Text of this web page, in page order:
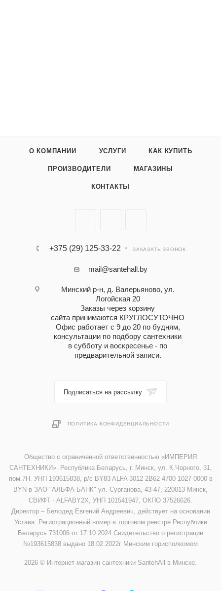
О КОМПАНИИ УСЛУГИ КАК КУПИТЬ
ПРОИЗВОДИТЕЛИ МАГАЗИНЫ
КОНТАКТЫ
+375 (29) 125-33-22 ЗАКАЗАТЬ ЗВОНОК
mail@santehall.by
Минский р-н, д. Валерьяново, ул.
Логойская 20
Заказы через корзину
сайта принимаются КРУГЛОСУТОЧНО
Офис работает с 9 до 20 по будням,
консультации по подбору сантехники
в субботу и воскресенье - по
предварительной записи.
Подписаться на рассылку
ПОЛИТИКА КОНФИДЕНЦИАЛЬНОСТИ
Общество с ограниченной ответственностью «ИМПЕРИЯ
САНТЕХНИКИ». Республика Беларусь, г. Минск, ул. К.Чорного, 31,
пом.7Н. УНП 193615838, р/с BY83 ALFA 3012 2B62 4700 1027 0000 в
BYN в ЗАО "АЛЬФА-БАНК" ул. Сурганова, 43-47, 220013 Минск,
СВИФТ - ALFABY2X, УНП 101541947, ОКПО 37526626.
Директор – Белодед Евгений Андреевич, действует на основании
Устава. Регистрационный номер в торговом реестре Республики
Беларусь 731006 от 17.10.2024 Свидетельство о регистрации
№193615838 выдано 18.02.2022г Минским горисполкомом
2026 © Интернет-магазин сантехники SantehAll в Минске.